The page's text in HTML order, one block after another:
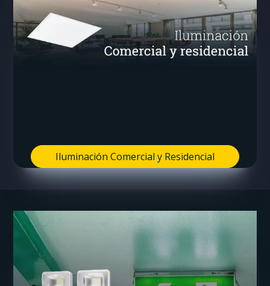
Iluminación Comercial y Residencial